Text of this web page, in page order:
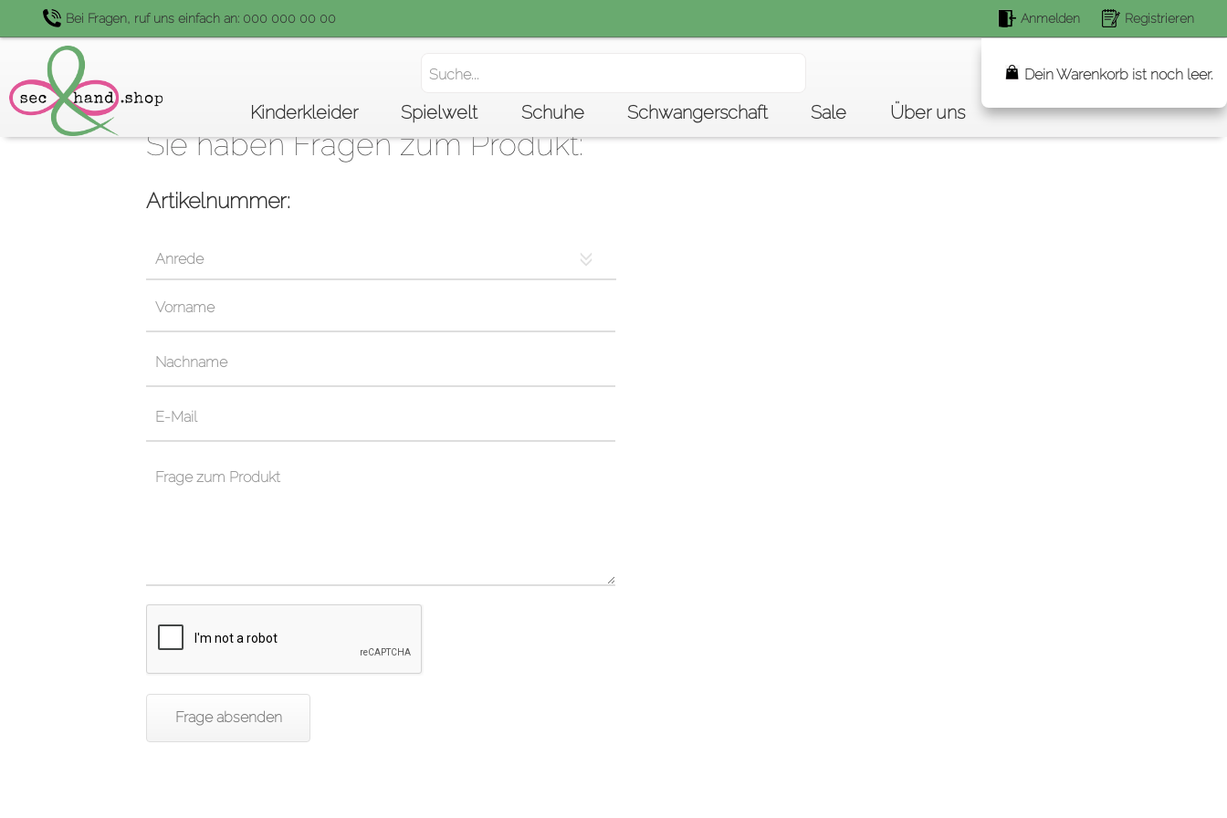
Bei Fragen, ruf uns einfach an: 000 000 00 00 Anmelden Registrieren
Dein Warenkorb ist noch leer.
Navigation
Kinderkleider Spielwelt Schuhe Schwangerschaft Sale Über uns
Sie haben Fragen zum Produkt:
Artikelnummer:
Frage absenden